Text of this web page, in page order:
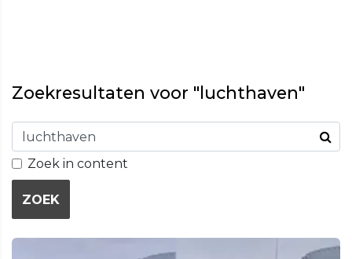
Zoekresultaten voor "luchthaven"
Zoek in content
ZOEK